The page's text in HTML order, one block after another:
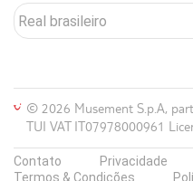
© 2026 Musement S.p.A,
TUI VAT IT07978000961
Contato Privacidade
Termos & Condições